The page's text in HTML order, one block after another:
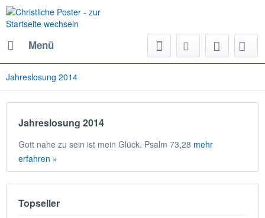
Menü
Jahreslosung 2014
Jahreslosung 2014
Gott nahe zu sein ist mein Glück. Psalm 73,28 mehr
erfahren »
Topseller